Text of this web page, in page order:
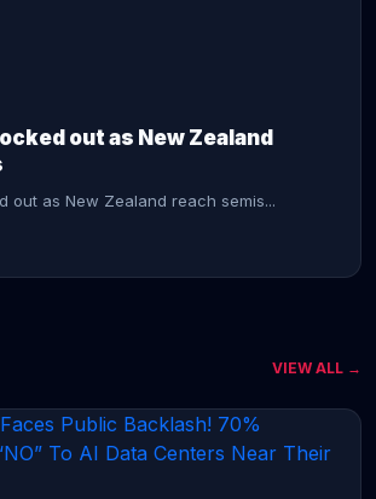
out as New Zealand
out as New Zealand reach semis...
→
VIEW ALL →